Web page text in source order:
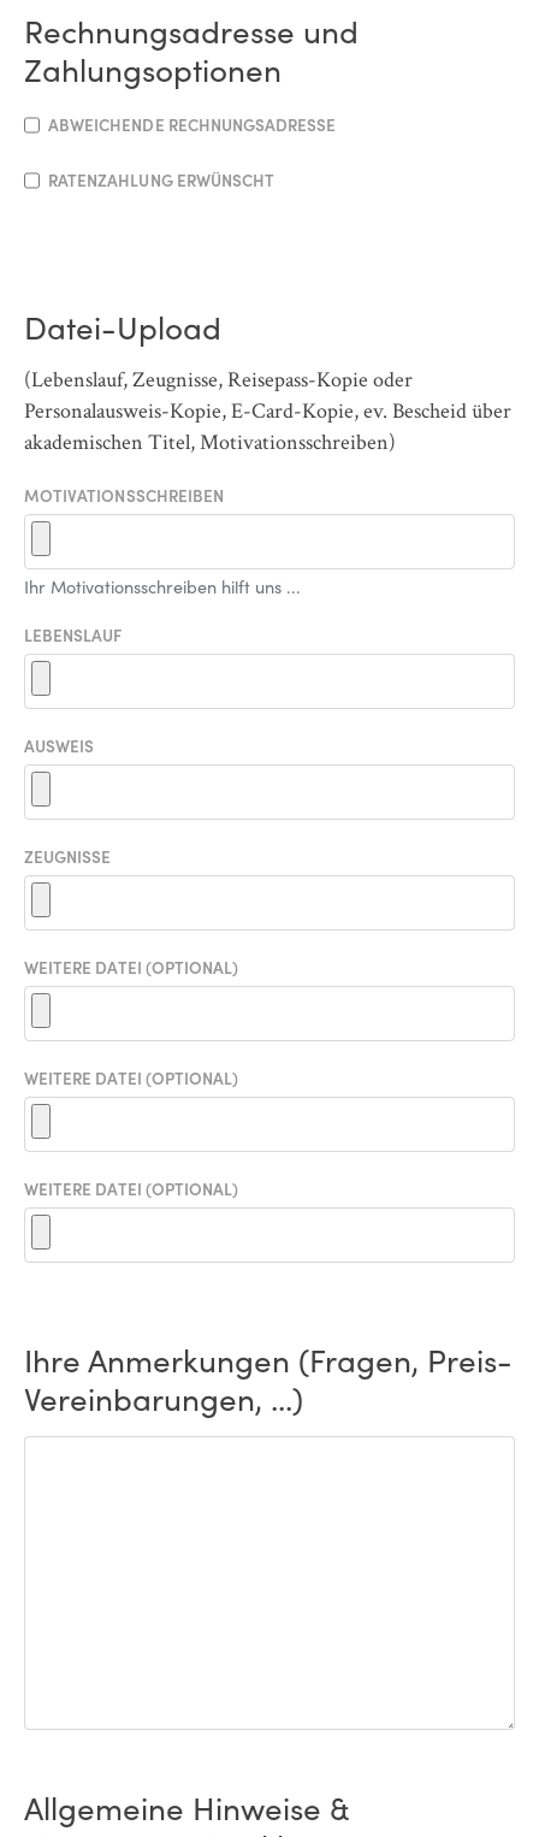
Rechnungsadresse und
Zahlungsoptionen
ABWEICHENDE RECHNUNGSADRESSE
RATENZAHLUNG ERWÜNSCHT
Datei-Upload
(Lebenslauf, Zeugnisse, Reisepass-Kopie oder
Personalausweis-Kopie, E-Card-Kopie, ev. Bescheid über
akademischen Titel, Motivationsschreiben)
MOTIVATIONSSCHREIBEN
Ihr Motivationsschreiben hilft uns ...
LEBENSLAUF
AUSWEIS
ZEUGNISSE
WEITERE DATEI (OPTIONAL)
WEITERE DATEI (OPTIONAL)
WEITERE DATEI (OPTIONAL)
Ihre Anmerkungen (Fragen, Preis-
Vereinbarungen, ...)
Allgemeine Hinweise &